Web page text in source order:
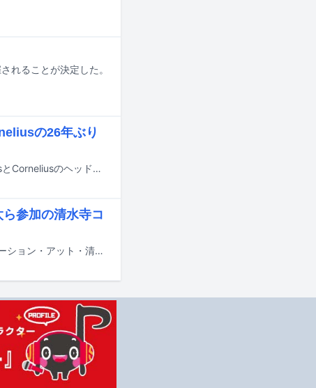
れることが決定した。
の26年ぶり
3月26、27日に東京・Zepp Haneda（TOKYO）で開催されるThe Flaming LipsとCorneliusのヘッドライン公演に、YoshimiO（OOIOO、SAICOBAB、BOREDOMS）がゲスト出演する。
参加の清水寺コ
テリー・ライリーのライブ盤「In C - 60th バースデー・フルムーン・セレブレーション・アット・清水寺（In C - 60th Birthday Full Moon Celebration at Kiyomizu-dera Temple）」が12月20日にリリースされる。